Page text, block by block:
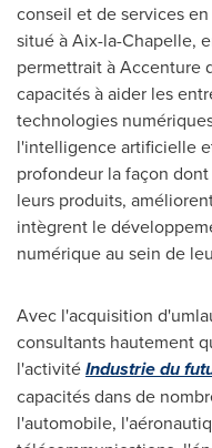
conseil et de services
situé à Aix-la-Chapelle,
permettrait à Accenture
capacités à aider les
technologies
l'intelligence artificielle
profondeur la façon
leurs produits,
intègrent le
numérique au sein de
Avec l'acquisition
consultants hautement
l'activitéIndustrie du
capacités dans de
l'automobile,